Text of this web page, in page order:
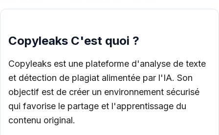
Copyleaks C'est quoi ?
Copyleaks est une plateforme d'analyse de texte
et détection de plagiat alimentée par l'IA. Son
objectif est de créer un environnement sécurisé
qui favorise le partage et l'apprentissage du
contenu original.